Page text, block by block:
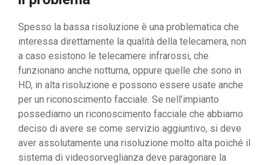
Spesso la bassa risoluzione è una problematica che
interessa direttamente la qualità della telecamera, non
a caso esistono le telecamere infrarossi, che
funzionano anche notturna, oppure quelle che sono in
HD, in alta risoluzione e possono essere usate anche
per un riconoscimento facciale. Se nell’impianto
possediamo un riconoscimento facciale che abbiamo
deciso di avere se come servizio aggiuntivo, si deve
aver assolutamente una risoluzione molto alta poiché il
sistema di videosorveglianza deve paragonare la